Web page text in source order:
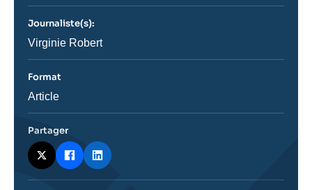
journal,
ou
émission
Journaliste(s):
Journaliste
Virginie Robert
Format
Catégorie
Article
Partager